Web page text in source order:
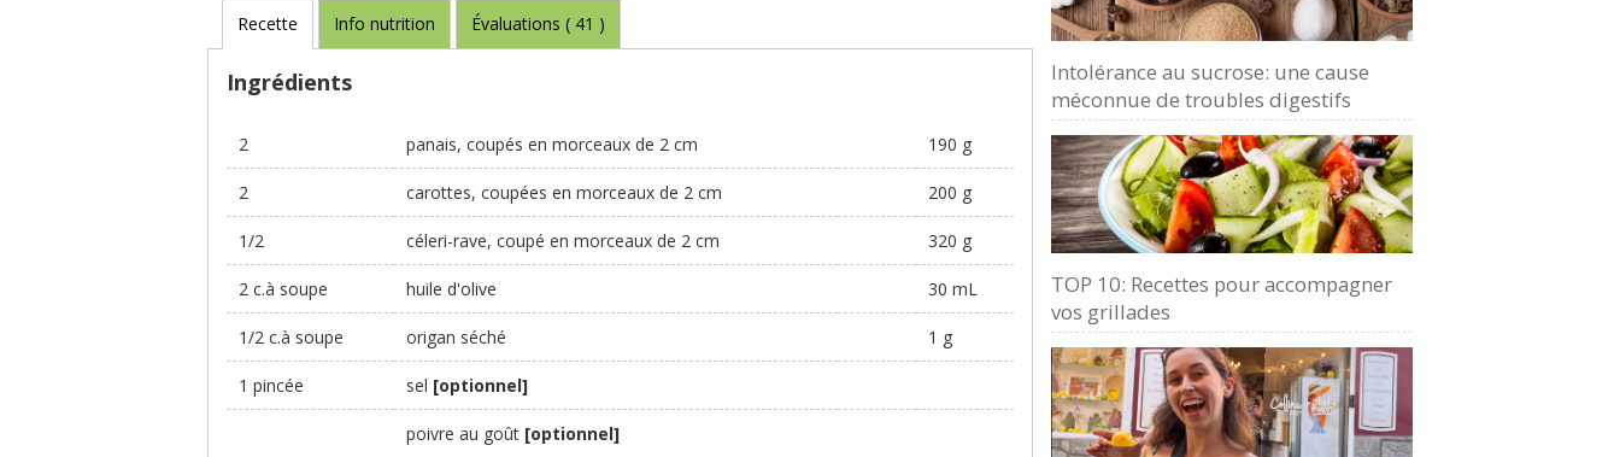
Recette Info nutrition Évaluations ( 41 )
Ingrédients
2 panais, coupés en morceaux de 2 cm 190 g
2 carottes, coupées en morceaux de 2 cm 200 g
1/2 céleri-rave, coupé en morceaux de 2 cm 320 g
2 c.à soupe huile d'olive 30 mL
1/2 c.à soupe origan séché 1 g
1 pincée sel [optionnel]
poivre au goût [optionnel]
Intolérance au sucrose: une cause
méconnue de troubles digestifs
TOP 10: Recettes pour accompagner
vos grillades